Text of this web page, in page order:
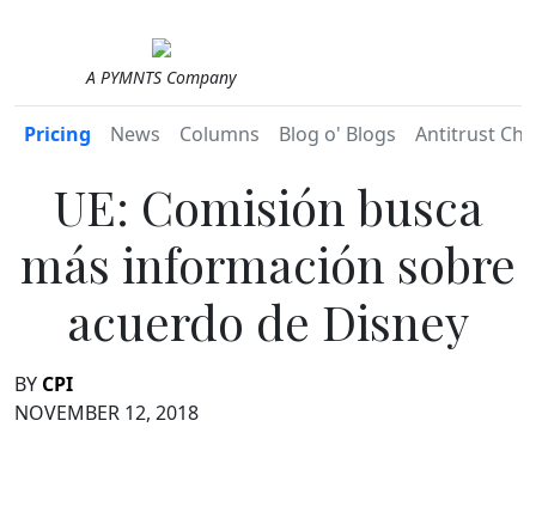
A PYMNTS Company
Pricing News Columns Blog o' Blogs Antitrust
UE: Comisión busca
más información sobre
acuerdo de Disney
BY CPI
NOVEMBER 12, 2018